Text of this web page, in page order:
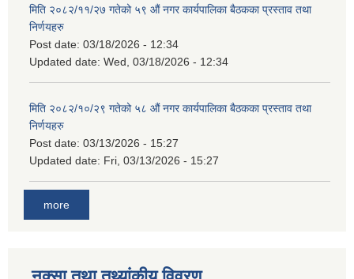
मिति २०८२/११/२७ गतेको ५९ औं नगर कार्यपालिका बैठकका प्रस्ताव तथा
निर्णयहरु
Post date: 03/18/2026 - 12:34
Updated date: Wed, 03/18/2026 - 12:34
मिति २०८२/१०/२९ गतेको ५८ औं नगर कार्यपालिका बैठकका प्रस्ताव तथा
निर्णयहरु
Post date: 03/13/2026 - 15:27
Updated date: Fri, 03/13/2026 - 15:27
more